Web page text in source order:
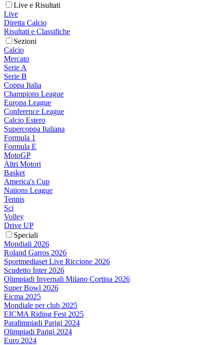
Live e Risultati
Live
Diretta Calcio
Risultati e Classifiche
Sezioni
Calcio
Mercato
Serie A
Serie B
Coppa Italia
Champions League
Europa League
Conference League
Calcio Estero
Supercoppa Italiana
Formula 1
Formula E
MotoGP
Altri Motori
Basket
America's Cup
Nations League
Tennis
Sci
Volley
Drive UP
Speciali
Mondiali 2026
Roland Garros 2026
Sportmediaset Live Riccione 2026
Scudetto Inter 2026
Olimpiadi Invernali Milano Cortina 2026
Super Bowl 2026
Eicma 2025
Mondiale per club 2025
EICMA Riding Fest 2025
Paralimpiadi Parigi 2024
Olimpiadi Parigi 2024
Euro 2024